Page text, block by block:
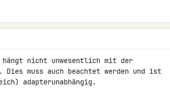
hängt nicht unwesentlich mit der
Dies muss auch beachtet werden und ist
adapterunabhängig.